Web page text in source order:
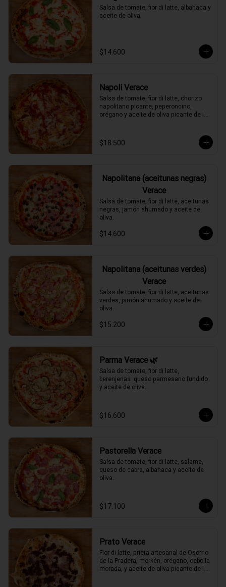
Salsa de tomate, fior di latte, albahaca y
aceite de oliva.
$14.600
Napoli Verace
Salsa de tomate, fior di latte, chorizo
napolitano picante, peperoncino,
orégano y aceite de oliva picante de la
$18.500
Napolitana (aceitunas negras)
Verace
Salsa de tomate, fior di latte, aceitunas
negras, jamón ahumado y aceite de
oliva.
$14.600
Napolitana (aceitunas verdes)
Verace
Salsa de tomate, fior di latte, aceitunas
verdes, jamón ahumado y aceite de
oliva.
$15.200
Parma Verace 🌿
Salsa de tomate, fior di latte,
berenjenas  queso parmesano fundido
y aceite de oliva.
$16.600
Pastorella Verace
Salsa de tomate, fior di latte, salame,
queso de cabra, albahaca y aceite de
oliva.
$17.100
Prato Verace
Fior di latte, prieta artesanal de Osorno
de la Pradera, merkén, orégano, cebolla
morada, y aceite de oliva picante de la